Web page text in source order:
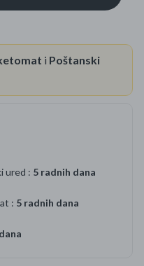
i Poštanski
ured : 5 radnih dana
: 5 radnih dana